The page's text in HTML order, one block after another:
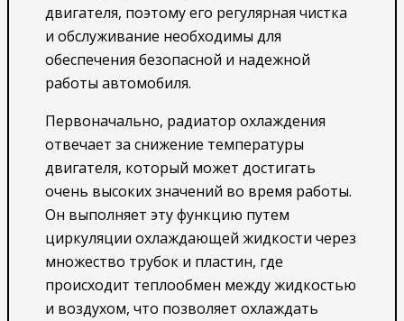
двигателя, поэтому его регулярная чистка
и обслуживание необходимы для
обеспечения безопасной и надежной
работы автомобиля.
Первоначально, радиатор охлаждения
отвечает за снижение температуры
двигателя, который может достигать
очень высоких значений во время работы.
Он выполняет эту функцию путем
циркуляции охлаждающей жидкости через
множество трубок и пластин, где
происходит теплообмен между жидкостью
и воздухом, что позволяет охлаждать